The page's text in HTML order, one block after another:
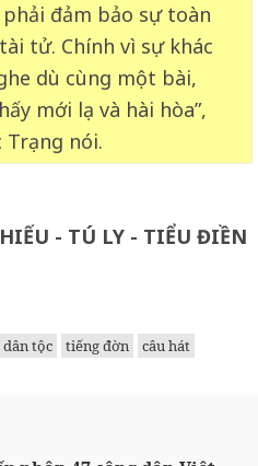
đảm bảo sự toàn
tử. Chính vì sự khác
dù cùng một bài,
mới lạ và hài hòa”,
Trạng nói.
- TÚ LY - TIỂU ĐIỀN
tộc tiếng đờn
câu hát